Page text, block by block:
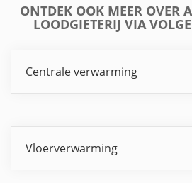
ONTDEK OOK MEER OVER
LOODGIETERIJ VIA
Centrale verwarming
Vloerverwarming